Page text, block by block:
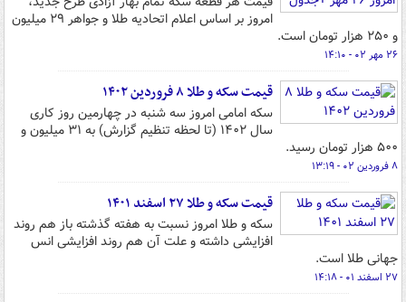
امروز بر اساس اعلام اتحادیه طلا و جواهر ۲۹ میلیون
و ۲۵۰ هزار تومان است.
۲۶ مهر ۰۲ - ۱۴:۱۰
قیمت سکه و طلا ۸ فروردین ۱۴۰۲
سکه امامی امروز سه شنبه در چهارمین روز کاری
سال ۱۴۰۲ (تا لحظه تنظیم گزارش) به ۳۱ میلیون و
۵۰۰ هزار تومان رسید.
۸ فروردین ۰۲ - ۱۳:۱۹
قیمت سکه و طلا ۲۷ اسفند ۱۴۰۱
سکه و طلا امروز نسبت به هفته گذشته باز هم روند
افزایشی داشته و علت آن هم روند افزایشی انس
جهانی طلا است.
۲۷ اسفند ۰۱ - ۱۴:۱۸